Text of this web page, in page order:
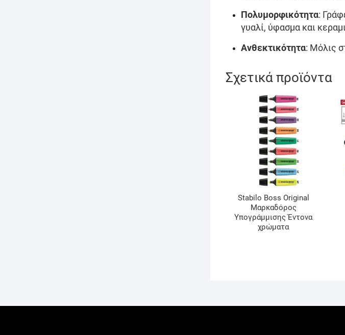
Πολυμορφικότητα:
γυαλί, ύφασμα και
Ανθεκτικότητα: Μόλις
Σχετικά προϊόντα
Stabilo Boss Original
Μαρκαδόρος
Υπογράμμισης Έντονα
χρώματα